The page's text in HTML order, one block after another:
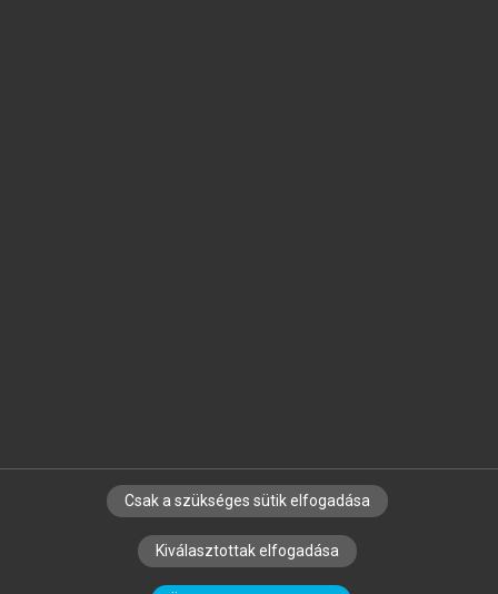
SZERZŐKNEK CÉGEKNEK KÖNYVTÁROSOKNAK
SZERKESZTÉSI ÉS LEKTORÁLÁSI ALAPELVEK
Csak a szükséges sütik elfogadása
Kiválasztottak elfogadása